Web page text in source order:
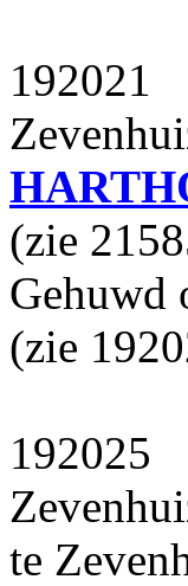
192021
(zie
Gehuwd
(zie
192025
te